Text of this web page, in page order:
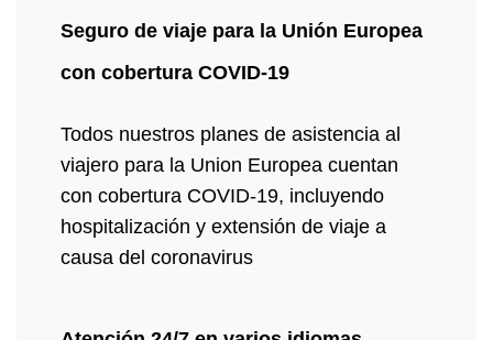
Seguro de viaje para la Unión Europea
con cobertura COVID-19
Todos nuestros planes de asistencia al
viajero para la Union Europea cuentan
con cobertura COVID-19, incluyendo
hospitalización y extensión de viaje a
causa del coronavirus